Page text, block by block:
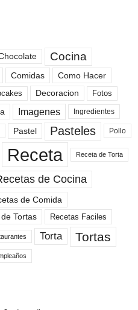
Cocina
Comidas Como Hacer
Decoracion Fotos
Imagenes Ingredientes
Pastel Pasteles Pollo
Receta Receta de Torta
de Cocina
de Comida
Tortas Recetas Faciles
Torta Tortas